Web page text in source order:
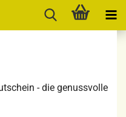
- die genussvolle